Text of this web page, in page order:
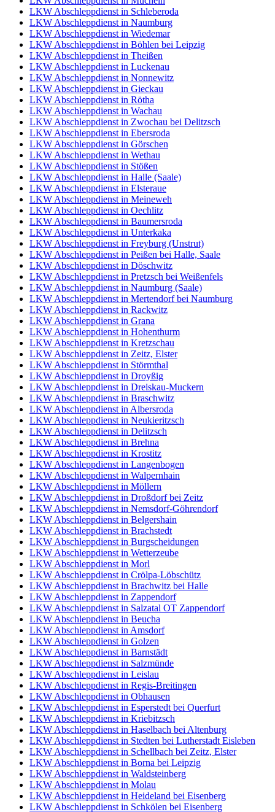
LKW Abschleppdienst in Schleberoda
LKW Abschleppdienst in Naumburg
LKW Abschleppdienst in Wiedemar
LKW Abschleppdienst in Böhlen bei Leipzig
LKW Abschleppdienst in Theißen
LKW Abschleppdienst in Luckenau
LKW Abschleppdienst in Nonnewitz
LKW Abschleppdienst in Gieckau
LKW Abschleppdienst in Rötha
LKW Abschleppdienst in Wachau
LKW Abschleppdienst in Zwochau bei Delitzsch
LKW Abschleppdienst in Ebersroda
LKW Abschleppdienst in Görschen
LKW Abschleppdienst in Wethau
LKW Abschleppdienst in Stößen
LKW Abschleppdienst in Halle (Saale)
LKW Abschleppdienst in Elsteraue
LKW Abschleppdienst in Meineweh
LKW Abschleppdienst in Oechlitz
LKW Abschleppdienst in Baumersroda
LKW Abschleppdienst in Unterkaka
LKW Abschleppdienst in Freyburg (Unstrut)
LKW Abschleppdienst in Peißen bei Halle, Saale
LKW Abschleppdienst in Döschwitz
LKW Abschleppdienst in Pretzsch bei Weißenfels
LKW Abschleppdienst in Naumburg (Saale)
LKW Abschleppdienst in Mertendorf bei Naumburg
LKW Abschleppdienst in Rackwitz
LKW Abschleppdienst in Grana
LKW Abschleppdienst in Hohenthurm
LKW Abschleppdienst in Kretzschau
LKW Abschleppdienst in Zeitz, Elster
LKW Abschleppdienst in Störmthal
LKW Abschleppdienst in Droyßig
LKW Abschleppdienst in Dreiskau-Muckern
LKW Abschleppdienst in Braschwitz
LKW Abschleppdienst in Albersroda
LKW Abschleppdienst in Neukieritzsch
LKW Abschleppdienst in Delitzsch
LKW Abschleppdienst in Brehna
LKW Abschleppdienst in Krostitz
LKW Abschleppdienst in Langenbogen
LKW Abschleppdienst in Walpernhain
LKW Abschleppdienst in Möllern
LKW Abschleppdienst in Droßdorf bei Zeitz
LKW Abschleppdienst in Nemsdorf-Göhrendorf
LKW Abschleppdienst in Belgershain
LKW Abschleppdienst in Brachstedt
LKW Abschleppdienst in Burgscheidungen
LKW Abschleppdienst in Wetterzeube
LKW Abschleppdienst in Morl
LKW Abschleppdienst in Crölpa-Löbschütz
LKW Abschleppdienst in Brachwitz bei Halle
LKW Abschleppdienst in Zappendorf
LKW Abschleppdienst in Salzatal OT Zappendorf
LKW Abschleppdienst in Beucha
LKW Abschleppdienst in Amsdorf
LKW Abschleppdienst in Golzen
LKW Abschleppdienst in Barnstädt
LKW Abschleppdienst in Salzmünde
LKW Abschleppdienst in Leislau
LKW Abschleppdienst in Regis-Breitingen
LKW Abschleppdienst in Obhausen
LKW Abschleppdienst in Esperstedt bei Querfurt
LKW Abschleppdienst in Kriebitzsch
LKW Abschleppdienst in Haselbach bei Altenburg
LKW Abschleppdienst in Stedten bei Lutherstadt Eisleben
LKW Abschleppdienst in Schellbach bei Zeitz, Elster
LKW Abschleppdienst in Borna bei Leipzig
LKW Abschleppdienst in Waldsteinberg
LKW Abschleppdienst in Molau
LKW Abschleppdienst in Heideland bei Eisenberg
LKW Abschleppdienst in Schkölen bei Eisenberg